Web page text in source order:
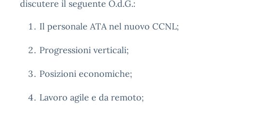
discutere il seguente O.d.G.:
Il personale ATA nel nuovo CCNL;
Progressioni verticali;
Posizioni economiche;
Lavoro agile e da remoto;